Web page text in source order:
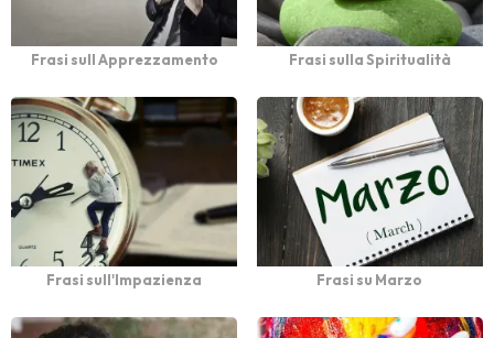
Frasi sull Apprezzamento Frasi sulla Spiritualità
Frasi sull'Impazienza Frasi su Marzo